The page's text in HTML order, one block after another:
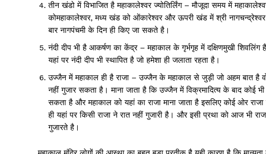
तीन खंडो में विभाजित है महाकालेश्वर ज्योतिर्लिंग – मौजूदा समय में
कोमहाकालेश्वर, मध्य खंड को ओंकारेश्वर और ऊपरी खंड में श्री
बार नागपंचमी के दिन ही किए जा सकते है।
नंदी दीप भी है आकर्षण का केंद्र – महाकाल के गृर्भगृह में दक्षिणमुखी शिवलिंग
यहां पर नंदी दीप भी स्थापित है जो हमेशा ही जलाता रहता है।
उज्जैन में महाकाल ही है राजा – उज्जैन के महाकाल से जुड़ी जो अहम बात है वो
नहीं गुजार सकता है। माना जाता है कि उज्जैन में विक्रमादित्य के बाद कोई
सकता है और महाकाल को यहां का राजा माना जाता है इसलिए कोई ओर
ही यहां पर किसी राजा ने रात नहीं गुजारी है। और इसी प्रथा को आज भी
गुजारते है।